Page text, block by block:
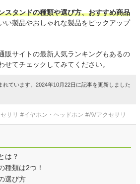
スタンドの種類や選び方、おすすめ商品
い製品やおしゃれな製品をピックアップ
販サイトの最新人気ランキングもあるの
せてチェックしてみてください。
れています。2024年10月22日に記事を更新しました
サリ #イヤホン・ヘッドホン #AVアクセサリ
は？
種類は2つ！
選び方